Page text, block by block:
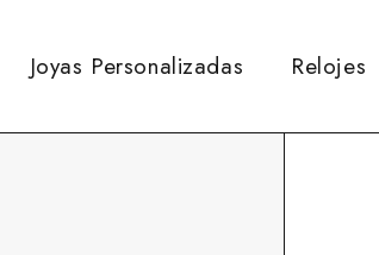
Joyas Personalizadas Relojes